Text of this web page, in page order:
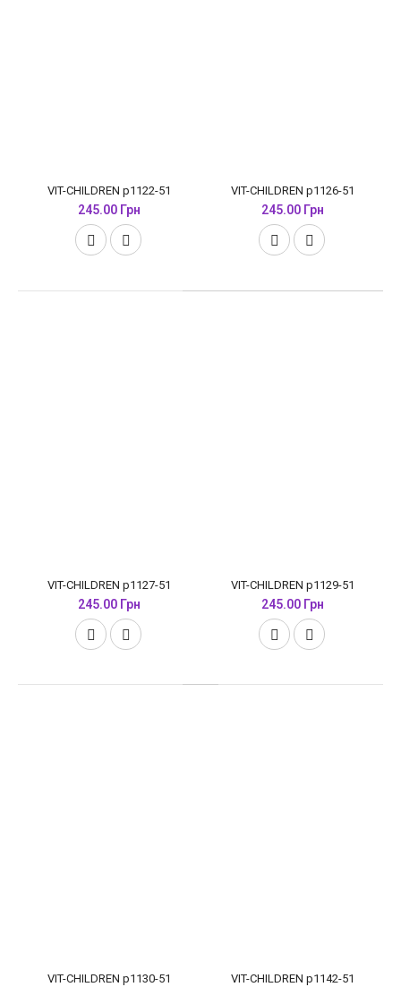
VIT-CHILDREN p1122-51
245.00 Грн
VIT-CHILDREN p1126-51
245.00 Грн
VIT-CHILDREN p1127-51
245.00 Грн
VIT-CHILDREN p1129-51
245.00 Грн
VIT-CHILDREN p1130-51 VIT-CHILDREN p1142-51